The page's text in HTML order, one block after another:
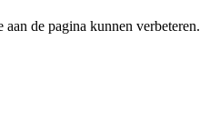
de pagina kunnen verbeteren.